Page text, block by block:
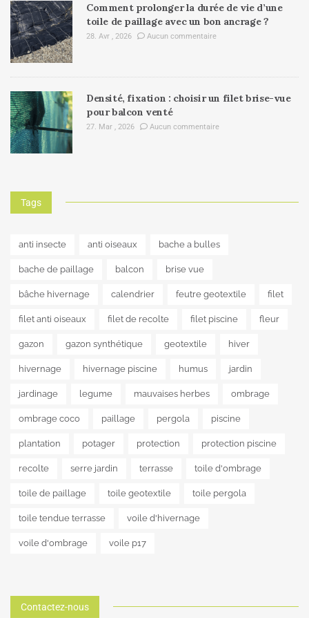
Comment prolonger la durée de vie d’une
toile de paillage avec un bon ancrage ?
28. Avr , 2026 Aucun commentaire
Densité, fixation : choisir un filet brise-vue
pour balcon venté
27. Mar , 2026 Aucun commentaire
Tags
anti insecte anti oiseaux bache a bulles
bache de paillage balcon brise vue
bâche hivernage calendrier feutre geotextile filet
filet anti oiseaux filet de recolte filet piscine fleur
gazon gazon synthétique geotextile hiver
hivernage hivernage piscine humus jardin
jardinage legume mauvaises herbes ombrage
ombrage coco paillage pergola piscine
plantation potager protection protection piscine
recolte serre jardin terrasse toile d'ombrage
toile de paillage toile geotextile toile pergola
toile tendue terrasse voile d'hivernage
voile d'ombrage voile p17
Contactez-nous